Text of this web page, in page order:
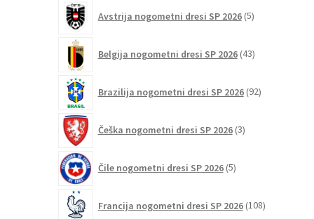
Avstrija nogometni dresi SP 2026 5izdelkov
Belgija nogometni dresi SP 2026 43izdelkov
Brazilija nogometni dresi SP 2026 92izdelkov
Češka nogometni dresi SP 2026 3izdelki
Čile nogometni dresi SP 2026 5izdelkov
Francija nogometni dresi SP 2026 108izdelkov